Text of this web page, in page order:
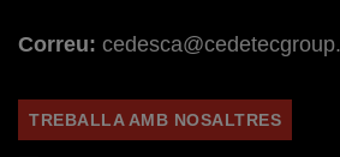
Correu:
TREBALLA AMB NOSALTRES